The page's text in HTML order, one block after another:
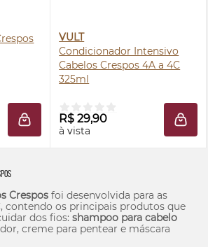
ADICIONAR À SACOLA
VULT
Condicionador Intensivo
Cabelos Crespos 4A a 4C
325ml
R$ 29,90
à vista
Cresposfoi desenvolvida para as
contendo os principais produtos que
dos fios:shampoo para cabelo
creme para pentear e máscara